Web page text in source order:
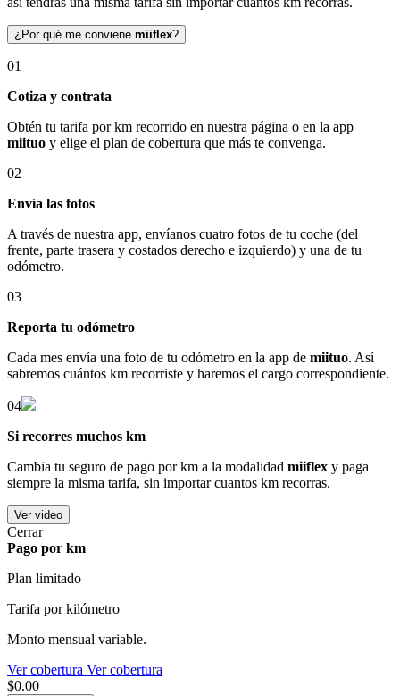
¿Por qué me conviene miiflex?
01
Cotiza y contrata
Obtén tu tarifa por km recorrido en nuestra página o en la app
miituo y elige el plan de cobertura que más te convenga.
02
Envía las fotos
A través de nuestra app, envíanos cuatro fotos de tu coche (del
frente, parte trasera y costados derecho e izquierdo) y una de tu
odómetro.
03
Reporta tu odómetro
Cada mes envía una foto de tu odómetro en la app de miituo. Así
sabremos cuántos km recorriste y haremos el cargo correspondiente.
04
Si recorres muchos km
Cambia tu seguro de pago por km a la modalidad miiflex y paga
siempre la misma tarifa, sin importar cuantos km recorras.
Ver video
Cerrar
Pago por km
Plan limitado
Tarifa por kilómetro
Monto mensual variable.
Ver cobertura Ver cobertura
$0.00